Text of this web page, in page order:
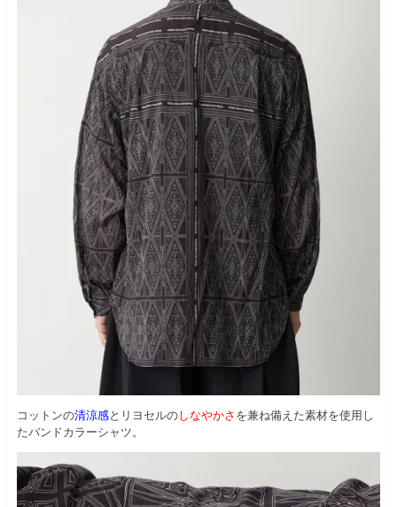
コットンの清涼感とリヨセルのしなやかさを兼ね備えた素材を使用し
たバンドカラーシャツ。